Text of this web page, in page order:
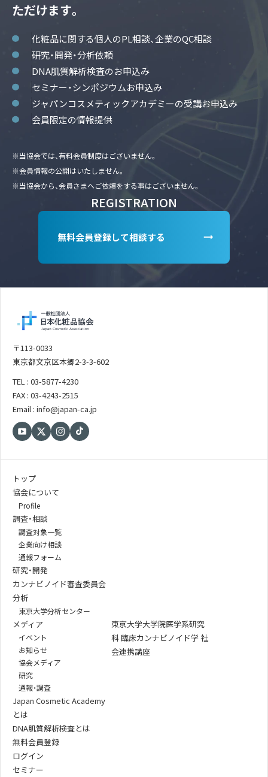
ただけます。
化粧品に関する個人のPL相談、企業のQC相談
研究・開発・分析依頼
DNA肌質解析検査のお申込み
セミナー・シンポジウムお申込み
ジャパンコスメティックアカデミーの受講お申込み
会員限定の情報提供
※当協会では、有料会員制度はございません。
※会員情報の公開はいたしません。
※当協会から、会員さまへご依頼をする事はございません。
REGISTRATION
無料会員登録して相談する
〒113-0033
東京都文京区本郷2-3-3-602
TEL : 03-5877-4230
FAX : 03-4243-2515
Email : info@japan-ca.jp
トップ
協会について
Profile
調査・相談
調査対象一覧
企業向け相談
通報フォーム
研究・開発
カンナビノイド審査委員会
分析
東京大学分析センター
メディア
イベント
お知らせ
協会メディア
研究
通報・調査
Japan Cosmetic Academy
とは
DNA肌質解析検査とは
無料会員登録
ログイン
セミナー
東京大学大学院医学系研究
科 臨床カンナビノイド学 社
会連携講座